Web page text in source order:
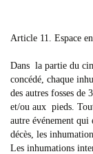
Article 11. Espace
Dans la partie du
concédé, chaque
des autres fosses
et/ou aux pieds.
autre événement
décès, les
Les inhumations